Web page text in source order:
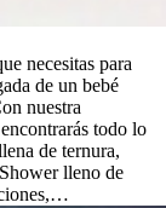
necesitas para
de un bebé
nuestra
todo lo
de ternura,
lleno de